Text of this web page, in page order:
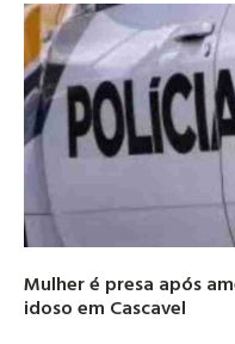
Mulher é presa após
idoso em Cascavel